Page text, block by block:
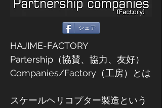
シェア
HAJIME-FACTORY
Partership（協賛、協力、友好）
Companies/Factory（工房）とは
スケールヘリコプター製造という